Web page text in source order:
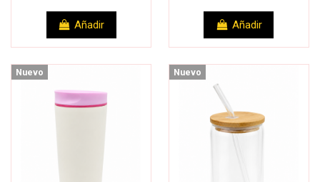
Añadir Añadir
Nuevo Nuevo